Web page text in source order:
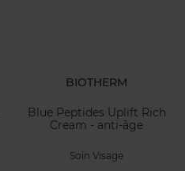
BIOTHERM
Blue Peptides Uplift Rich
Cream - anti-âge
Soin Visage